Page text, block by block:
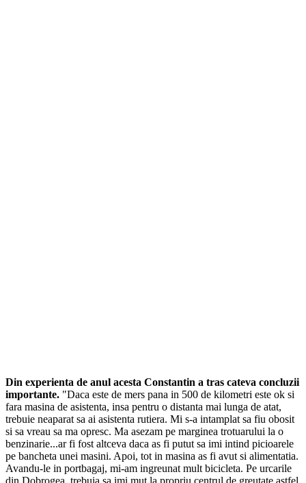
Din experienta de anul acesta Constantin a tras cateva concluzii
importante. "Daca este de mers pana in 500 de kilometri este ok si
fara masina de asistenta, insa pentru o distanta mai lunga de atat,
trebuie neaparat sa ai asistenta rutiera. Mi s-a intamplat sa fiu obosit
si sa vreau sa ma opresc. Ma asezam pe marginea trotuarului la o
benzinarie...ar fi fost altceva daca as fi putut sa imi intind picioarele
pe bancheta unei masini. Apoi, tot in masina as fi avut si alimentatia.
Avandu-le in portbagaj, mi-am ingreunat mult bicicleta. Pe urcarile
din Dobrogea, trebuia sa imi mut la propriu centrul de greutate astfel